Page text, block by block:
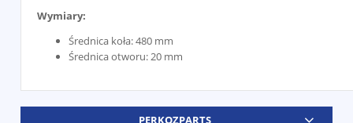
Wymiary:
Średnica koła: 480 mm
Średnica otworu: 20 mm
PERKOZPARTS